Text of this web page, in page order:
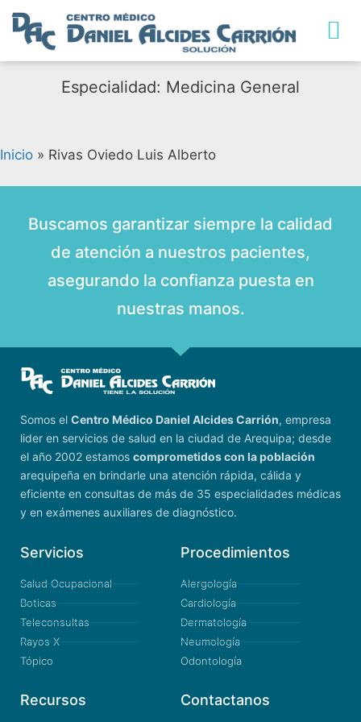
Especialidad: Medicina General
Inicio » Rivas Oviedo Luis Alberto
Buscamos garantizar siempre la calidad
de atención a nuestros pacientes,
asegurando la confianza puesta en
nuestras manos.
Somos el Centro Médico Daniel Alcides Carrión, empresa
lider en servicios de salud en la ciudad de Arequipa; desde
el año 2002 estamos comprometidos con la población
arequipeña en brindarle una atención rápida, cálida y
eficiente en consultas de más de 35 especialidades médicas
y en exámenes auxiliares de diagnóstico.
Servicios
Salud Ocupacional
Boticas
Teleconsultas
Rayos X
Tópico
Procedimientos
Alergología
Cardiología
Dermatología
Neumología
Odontología
Recursos Contactanos